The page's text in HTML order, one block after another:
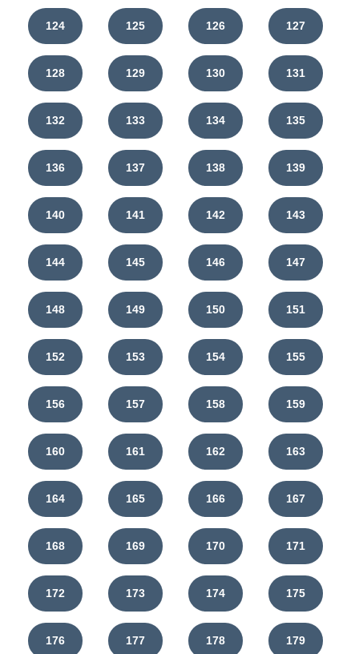
124 125 126 127
128 129 130 131
132 133 134 135
136 137 138 139
140 141 142 143
144 145 146 147
148 149 150 151
152 153 154 155
156 157 158 159
160 161 162 163
164 165 166 167
168 169 170 171
172 173 174 175
176 177 178 179